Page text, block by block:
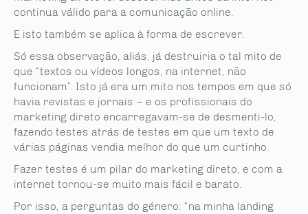
continua válido para a comunicação online.
E isto também se aplica à forma de escrever.
Só essa observação, aliás, já destruiria o tal mito de
que “textos ou vídeos longos, na internet, não
funcionam”. Isto já era um mito nos tempos em que só
havia revistas e jornais – e os profissionais do
marketing direto encarregavam-se de desmenti-lo,
fazendo testes atrás de testes em que um texto de
várias páginas vendia melhor do que um curtinho.
Fazer testes é um pilar do marketing direto, e com a
internet tornou-se muito mais fácil e barato.
Por isso, a perguntas do género: “na minha landing